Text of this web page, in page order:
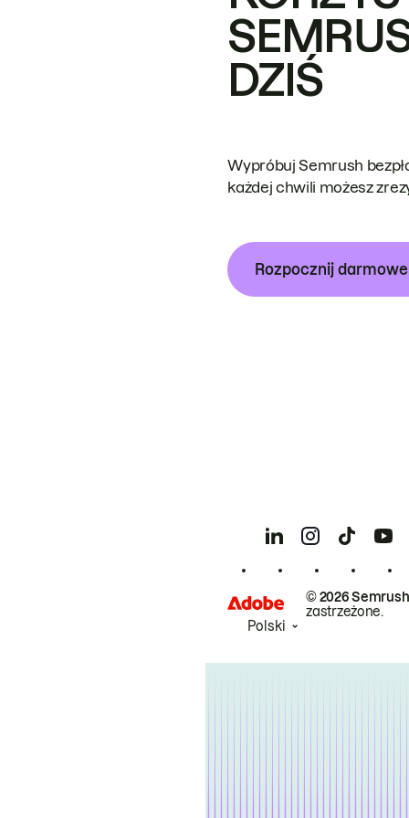
DZIŚ
Wypróbuj Semrush
każdej chwili możesz
Rozpocznij
© 2026
zastrzeżone.
Polski